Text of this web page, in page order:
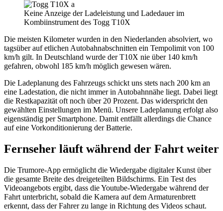
Keine Anzeige der Ladeleistung und Ladedauer im
Kombiinstrument des Togg T10X
Die meisten Kilometer wurden in den Niederlanden absolviert, wo
tagsüber auf etlichen Autobahnabschnitten ein Tempolimit von 100
km/h gilt. In Deutschland wurde der T10X nie über 140 km/h
gefahren, obwohl 185 km/h möglich gewesen wären.
Die Ladeplanung des Fahrzeugs schickt uns stets nach 200 km an
eine Ladestation, die nicht immer in Autobahnnähe liegt. Dabei liegt
die Restkapazität oft noch über 20 Prozent. Das widerspricht den
gewählten Einstellungen im Menü. Unsere Ladeplanung erfolgt also
eigenständig per Smartphone. Damit entfällt allerdings die Chance
auf eine Vorkonditionierung der Batterie.
Fernseher läuft während der Fahrt weiter
Die Trumore-App ermöglicht die Wiedergabe digitaler Kunst über
die gesamte Breite des dreigeteilten Bildschirms. Ein Test des
Videoangebots ergibt, dass die Youtube-Wiedergabe während der
Fahrt unterbricht, sobald die Kamera auf dem Armaturenbrett
erkennt, dass der Fahrer zu lange in Richtung des Videos schaut.